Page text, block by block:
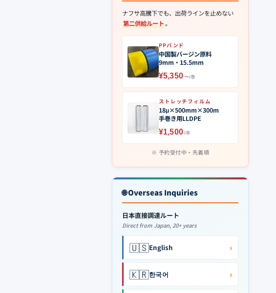
ナフサ高騰下でも、出荷ラインを止めない
第二供給ルート。
PPバンド
中国製バージン原料
9mm・15.5mm
¥5,350〜/巻
ストレッチフィルム
18μ×500mm×300m
手巻き用LLDPE
¥1,500/本
予約受付中・先着順
🌐 Overseas Inquiries
日本直接調達ルート
Direct from Japan, 20+ years
🇺🇸English ›
🇰🇷한국어 ›